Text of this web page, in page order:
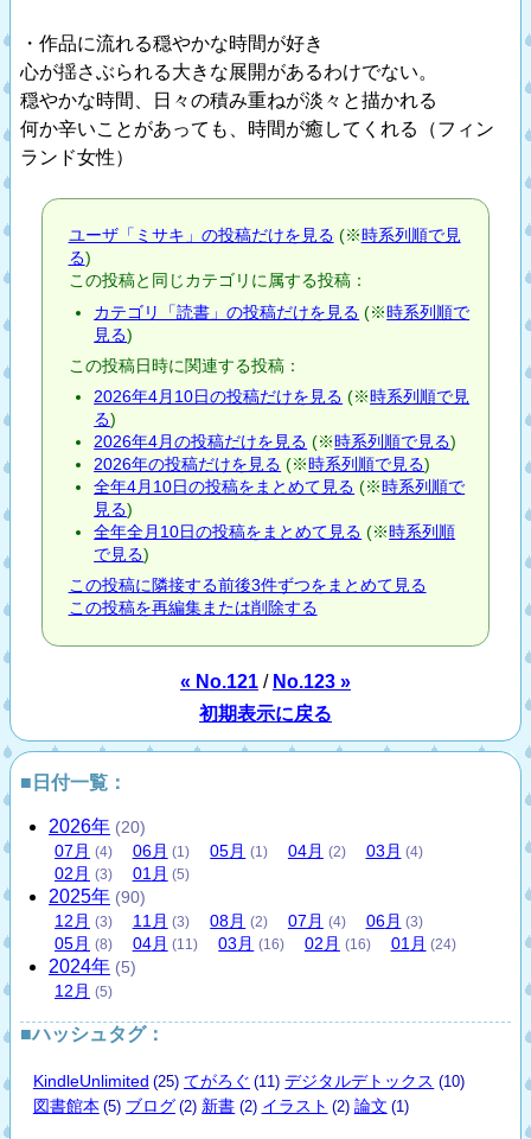
・作品に流れる穏やかな時間が好き
心が揺さぶられる大きな展開があるわけでない。
穏やかな時間、日々の積み重ねが淡々と描かれる
何か辛いことがあっても、時間が癒してくれる（フィン
ランド女性）
ユーザ「ミサキ」の投稿だけを見る (※時系列順で見
る)
この投稿と同じカテゴリに属する投稿：
カテゴリ「読書」の投稿だけを見る (※時系列順で
見る)
この投稿日時に関連する投稿：
2026年4月10日の投稿だけを見る (※時系列順で見
る)
2026年4月の投稿だけを見る (※時系列順で見る)
2026年の投稿だけを見る (※時系列順で見る)
全年4月10日の投稿をまとめて見る (※時系列順で
見る)
全年全月10日の投稿をまとめて見る (※時系列順
で見る)
この投稿に隣接する前後3件ずつをまとめて見る
この投稿を再編集または削除する
« No.121 / No.123 »
初期表示に戻る
■日付一覧：
2026年 (20)
07 月 (4) 06月 (1) 05月 (1) 04月 (2) 03 月 (4)
02 月 (3) 01 月 (5)
2025年 (90)
12 月 (3) 11 月 (3) 08月 (2) 07 月 (4) 06月 (3)
05月 (8) 04月 (11) 03 月 (16) 02 月 (16) 01 月 (24)
2024年 (5)
12 月 (5)
■ハッシュタグ：
KindleUnlimited (25) てがろぐ (11) デジタルデトックス (10)
図書館本 (5) ブログ (2) 新書 (2) イラスト (2) 論文 (1)